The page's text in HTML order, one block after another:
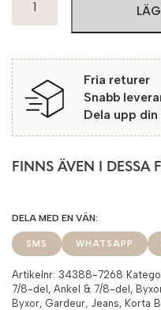
Summer
Denim
mängd
Fria returer
Snabb
Dela upp
FINNS ÄVEN I DESSA
SMS WHATSAPP
Artikelnr: 34388-7268
7/8-del, Ankel & 7/8-del,
Byxor, Gardeur, Jeans, Korta